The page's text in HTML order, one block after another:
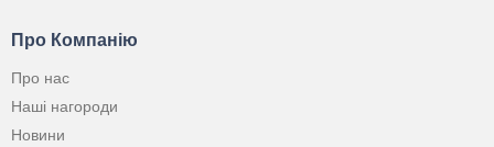
Про Компанію
Про нас
Наші нагороди
Новини